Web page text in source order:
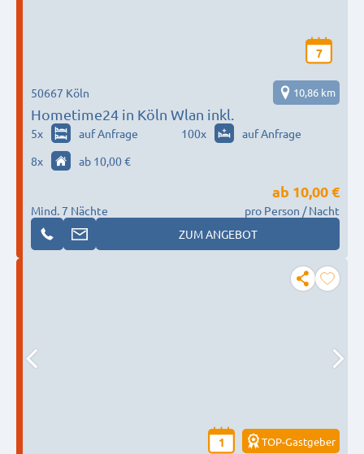
7
Hometime24 in Köln Wlan inkl.
50667 Köln 10,86 km
5x auf Anfrage 100x
auf Anfrage
8x ab 10,00 €
Mind. 7 Nächte
ab 10,00 €
pro Person / Nacht
ZUM ANGEBOT
1 TOP-Gastgeber